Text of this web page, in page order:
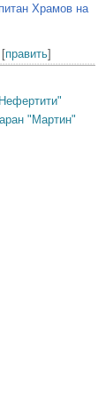
Храмов на
[править]
"Мартин"